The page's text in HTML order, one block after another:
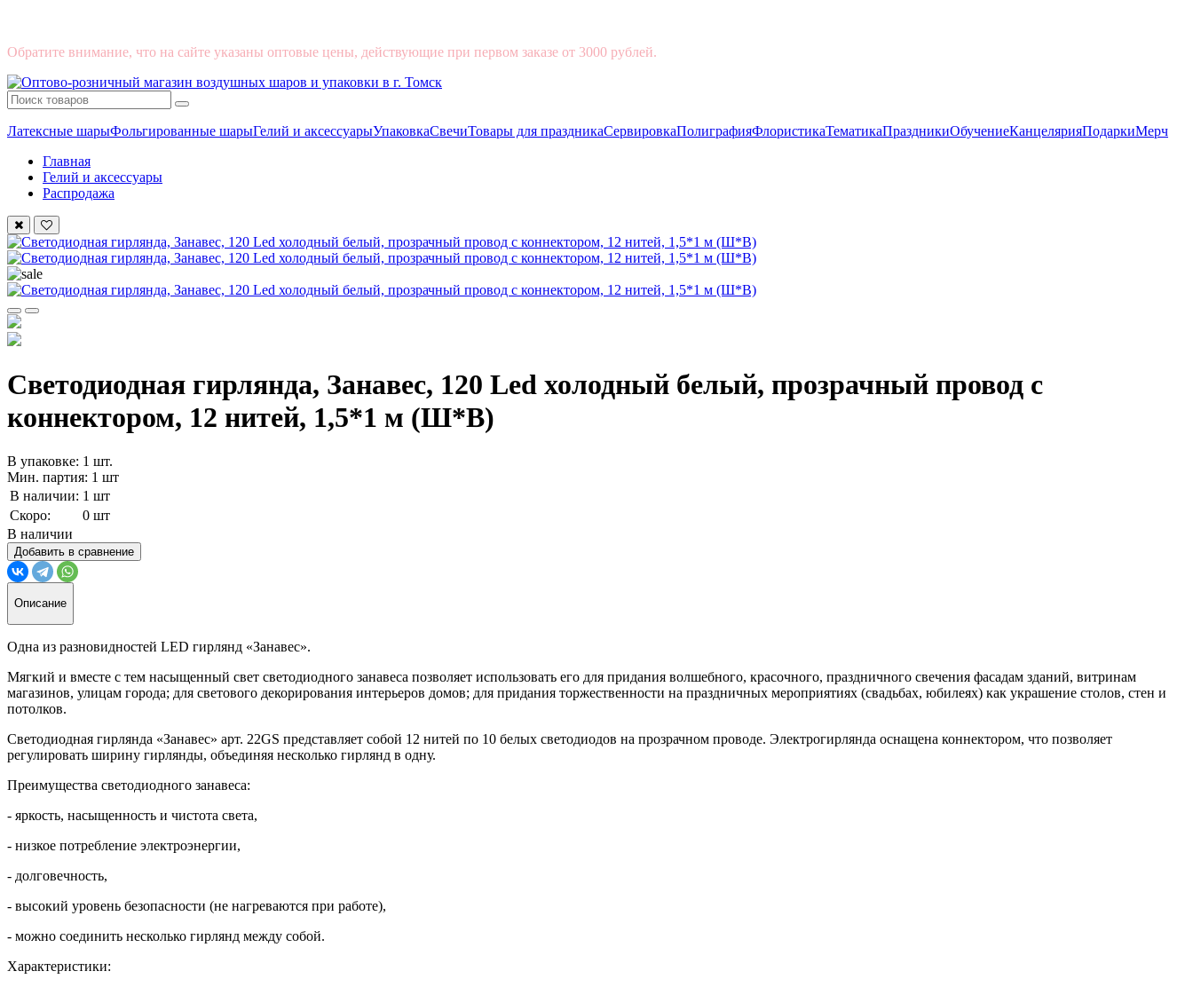
Обратите внимание, что на сайте указаны оптовые цены, действующие при первом заказе от 3000 рублей.
Латексные шарыФольгированные шарыГелий и аксессуарыУпаковкаСвечиТовары для праздникаСервировкаПолиграфияФлористикаТематикаПраздникиОбучениеКанцелярияПодаркиМерч
Главная
Гелий и аксессуары
Распродажа
Светодиодная гирлянда, Занавес, 120 Led холодный белый, прозрачный провод с
коннектором, 12 нитей, 1,5*1 м (Ш*В)
В упаковке: 1 шт.
Мин. партия: 1 шт
В наличии: 1 шт
Скоро:
0 шт
В наличии
Добавить в сравнение
Описание
Одна из разновидностей LED гирлянд «Занавес».
Мягкий и вместе с тем насыщенный свет светодиодного занавеса позволяет использовать его для придания волшебного, красочного, праздничного свечения фасадам зданий, витринам
магазинов, улицам города; для светового декорирования интерьеров домов; для придания торжественности на праздничных мероприятиях (свадьбах, юбилеях) как украшение столов, стен и
потолков.
Светодиодная гирлянда «Занавес» арт. 22GS представляет собой 12 нитей по 10 белых светодиодов на прозрачном проводе. Электрогирлянда оснащена коннектором, что позволяет
регулировать ширину гирлянды, объединяя несколько гирлянд в одну.
Преимущества светодиодного занавеса:
- яркость, насыщенность и чистота света,
- низкое потребление электроэнергии,
- долговечность,
- высокий уровень безопасности (не нагреваются при работе),
- можно соединить несколько гирлянд между собой.
Характеристики: